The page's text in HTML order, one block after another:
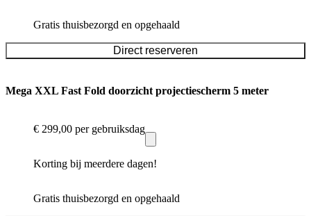
Gratis thuisbezorgd en opgehaald
Direct reserveren
Mega XXL Fast Fold doorzicht projectiescherm 5 meter
€ 299,00 per gebruiksdag
Korting bij meerdere dagen!
Gratis thuisbezorgd en opgehaald